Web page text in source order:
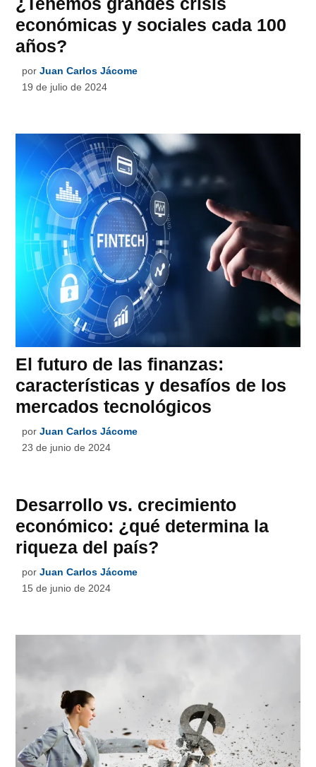
económicas y sociales cada 100
años?
por Juan Carlos Jácome
19 de julio de 2024
El futuro de las finanzas:
características y desafíos de los
mercados tecnológicos
por Juan Carlos Jácome
23 de junio de 2024
Desarrollo vs. crecimiento
económico: ¿qué determina la
riqueza del país?
por Juan Carlos Jácome
15 de junio de 2024